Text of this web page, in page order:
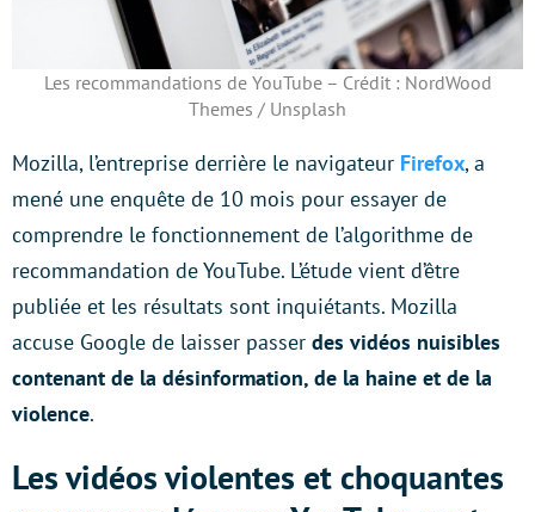
Les recommandations de YouTube – Crédit : NordWood
Themes / Unsplash
Mozilla, l’entreprise derrière le navigateur Firefox, a
mené une enquête de 10 mois pour essayer de
comprendre le fonctionnement de l’algorithme de
recommandation de YouTube. L’étude vient d’être
publiée et les résultats sont inquiétants. Mozilla
accuse Google de laisser passer des vidéos nuisibles
contenant de la désinformation, de la haine et de la
violence.
Les vidéos violentes et choquantes